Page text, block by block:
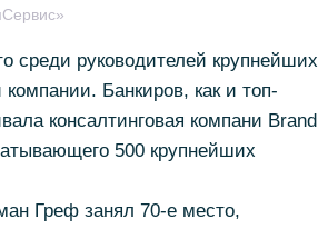
среди руководителей крупнейших
Банкиров, как и топ-
консалтинговая компани Brand
500 крупнейших
Греф занял 70-е место,